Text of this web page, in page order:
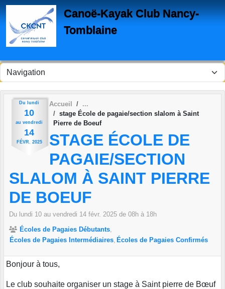
Canoë-Kayak Club Nancy-
Tomblaine
Du lundi
10
au vendredi
14
FÉVR. 2025
Accueil
stage École de pagaie/section slalom à Saint
Pierre de Boeuf
STAGE ÉCOLE DE
PAGAIE/SECTION
SLALOM À SAINT PIERRE
DE BOEUF
Du lundi 10 au vendredi 14 févr. 2025 de 08h à 18h
Écoles de Pagaies Débutants
Écoles de Pagaies Intermédiaires Écoles de Pagaies Confirmés
Bonjour à tous,
Le club souhaite organiser un stage à Saint pierre de Bœuf
Panneau de gestion des cookies